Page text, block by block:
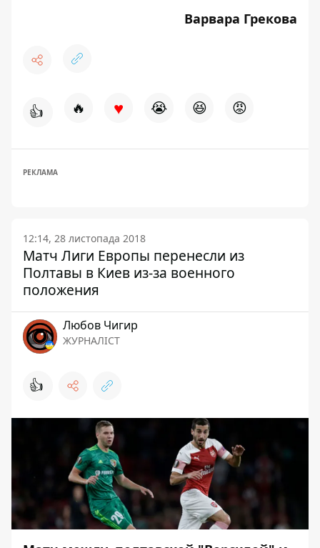
Варвара Грекова
👍 🔥 ♥ 😭 😆 😡
РЕКЛАМА
12:14, 28 листопада 2018
Матч Лиги Европы перенесли из
Полтавы в Киев из-за военного
положения
Любов Чигир
ЖУРНАЛІСТ
👍